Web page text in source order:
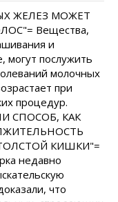
ЖЕЛЕЗ МОЖЕТ
Вещества,
и
могут послужить
молочных
при
процедур.
СПОСОБ, КАК
КИШКИ"=
недавно
что